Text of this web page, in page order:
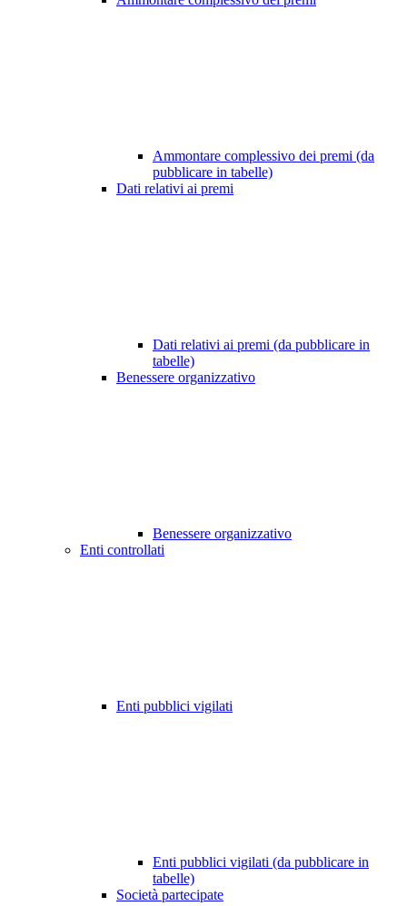
Ammontare complessivo dei premi (da
pubblicare in tabelle)
Dati relativi ai premi
Dati relativi ai premi (da pubblicare in
tabelle)
Benessere organizzativo
Benessere organizzativo
Enti controllati
Enti pubblici vigilati
Enti pubblici vigilati (da pubblicare in
tabelle)
Società partecipate